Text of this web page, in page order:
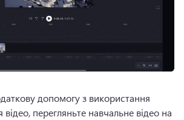
допомогу з використання
відео, перегляньте навчальне відео на